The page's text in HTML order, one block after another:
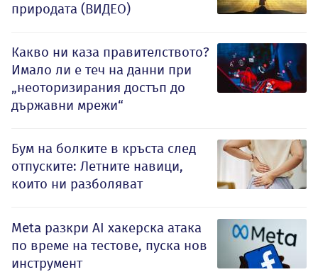
природата (ВИДЕО)
Какво ни каза правителството?
Имало ли е теч на данни при
„неоторизирания достъп до
държавни мрежи“
Бум на болките в кръста след
отпуските: Летните навици,
които ни разболяват
Meta разкри AI хакерска атака
по време на тестове, пуска нов
инструмент